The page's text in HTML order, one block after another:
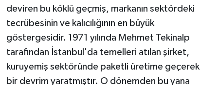
deviren bu köklü geçmiş, markanın sektördeki
tecrübesinin ve kalıcılığının en büyük
göstergesidir. 1971 yılında Mehmet Tekinalp
tarafından İstanbul'da temelleri atılan şirket,
kuruyemiş sektöründe paketli üretime geçerek
bir devrim yaratmıştır. O dönemden bu yana